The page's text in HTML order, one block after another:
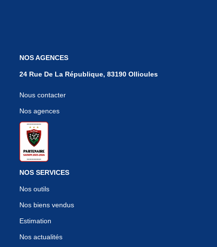
NOS AGENCES
24 Rue De La République, 83190 Ollioules
Nous contacter
Nos agences
NOS SERVICES
Nos outils
Nos biens vendus
Estimation
Nos actualités